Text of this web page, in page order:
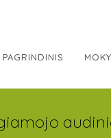
PAGRINDINIS